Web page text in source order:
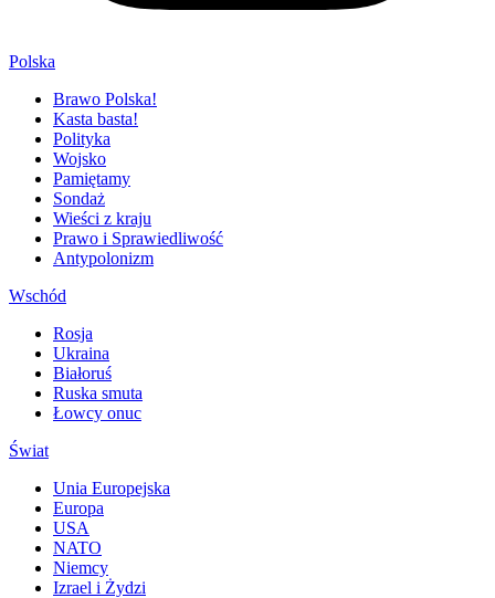
Polska
Brawo Polska!
Kasta basta!
Polityka
Wojsko
Pamiętamy
Sondaż
Wieści z kraju
Prawo i Sprawiedliwość
Antypolonizm
Wschód
Rosja
Ukraina
Białoruś
Ruska smuta
Łowcy onuc
Świat
Unia Europejska
Europa
USA
NATO
Niemcy
Izrael i Żydzi